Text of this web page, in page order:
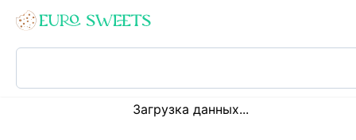
Loading...
Загрузка данных...